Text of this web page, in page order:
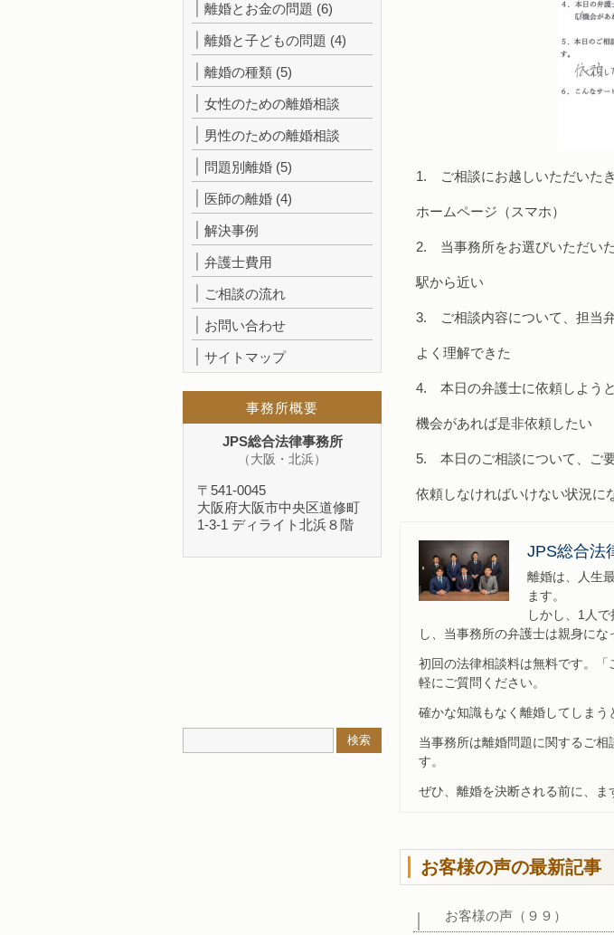
1. ご相談にお越しいただいた
ホームページ（スマホ）
2. 当事務所をお選びいただい
駅から近い
3. ご相談内容について、担当
よく理解できた
4. 本日の弁護士に依頼しようと
機会があれば是非依頼したい
5. 本日のご相談について、ご
依頼しなければいけない状況に
JPS総合法
離婚は、人生
ます。
しかし、1人
し、当事務所の弁護士は親身にな
初回の法律相談料は無料です。
軽にご質問ください。
確かな知識もなく離婚してしまう
当事務所は離婚問題に関するご
す。
ぜひ、離婚を決断される前に、ま
お客様の声の最新記事
お客様の声（９９）
離婚とお金の問題 (6)
離婚と子どもの問題 (4)
離婚の種類 (5)
女性のための離婚相談
男性のための離婚相談
問題別離婚 (5)
医師の離婚 (4)
解決事例
弁護士費用
ご相談の流れ
お問い合わせ
サイトマップ
事務所概要
JPS総合法律事務所
（大阪・北浜）
〒541-0045
大阪府大阪市中央区道修町
1-3-1 ディライト北浜８階